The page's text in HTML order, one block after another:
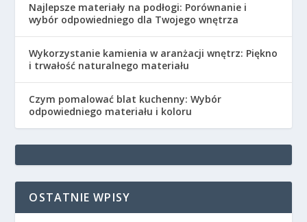
Najlepsze materiały na podłogi: Porównanie i
wybór odpowiedniego dla Twojego wnętrza
Wykorzystanie kamienia w aranżacji wnętrz: Piękno
i trwałość naturalnego materiału
Czym pomalować blat kuchenny: Wybór
odpowiedniego materiału i koloru
OSTATNIE WPISY